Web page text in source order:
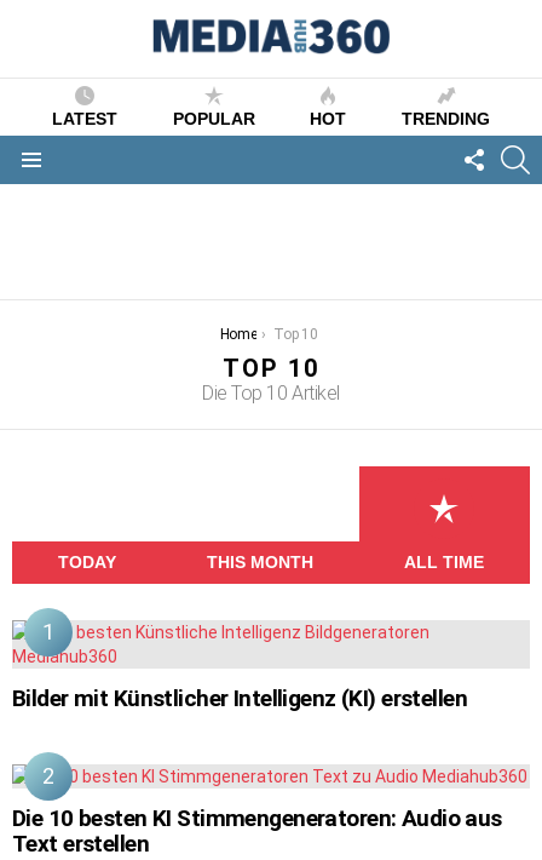
LATEST POPULAR HOT TRENDING
US
Home Top 10
TOP 10
Die Top 10 Artikel
TODAY THIS MONTH ALL TIME
Bilder mit Künstlicher Intelligenz (KI) erstellen
Die 10 besten KI Stimmengeneratoren: Audio aus
Text erstellen